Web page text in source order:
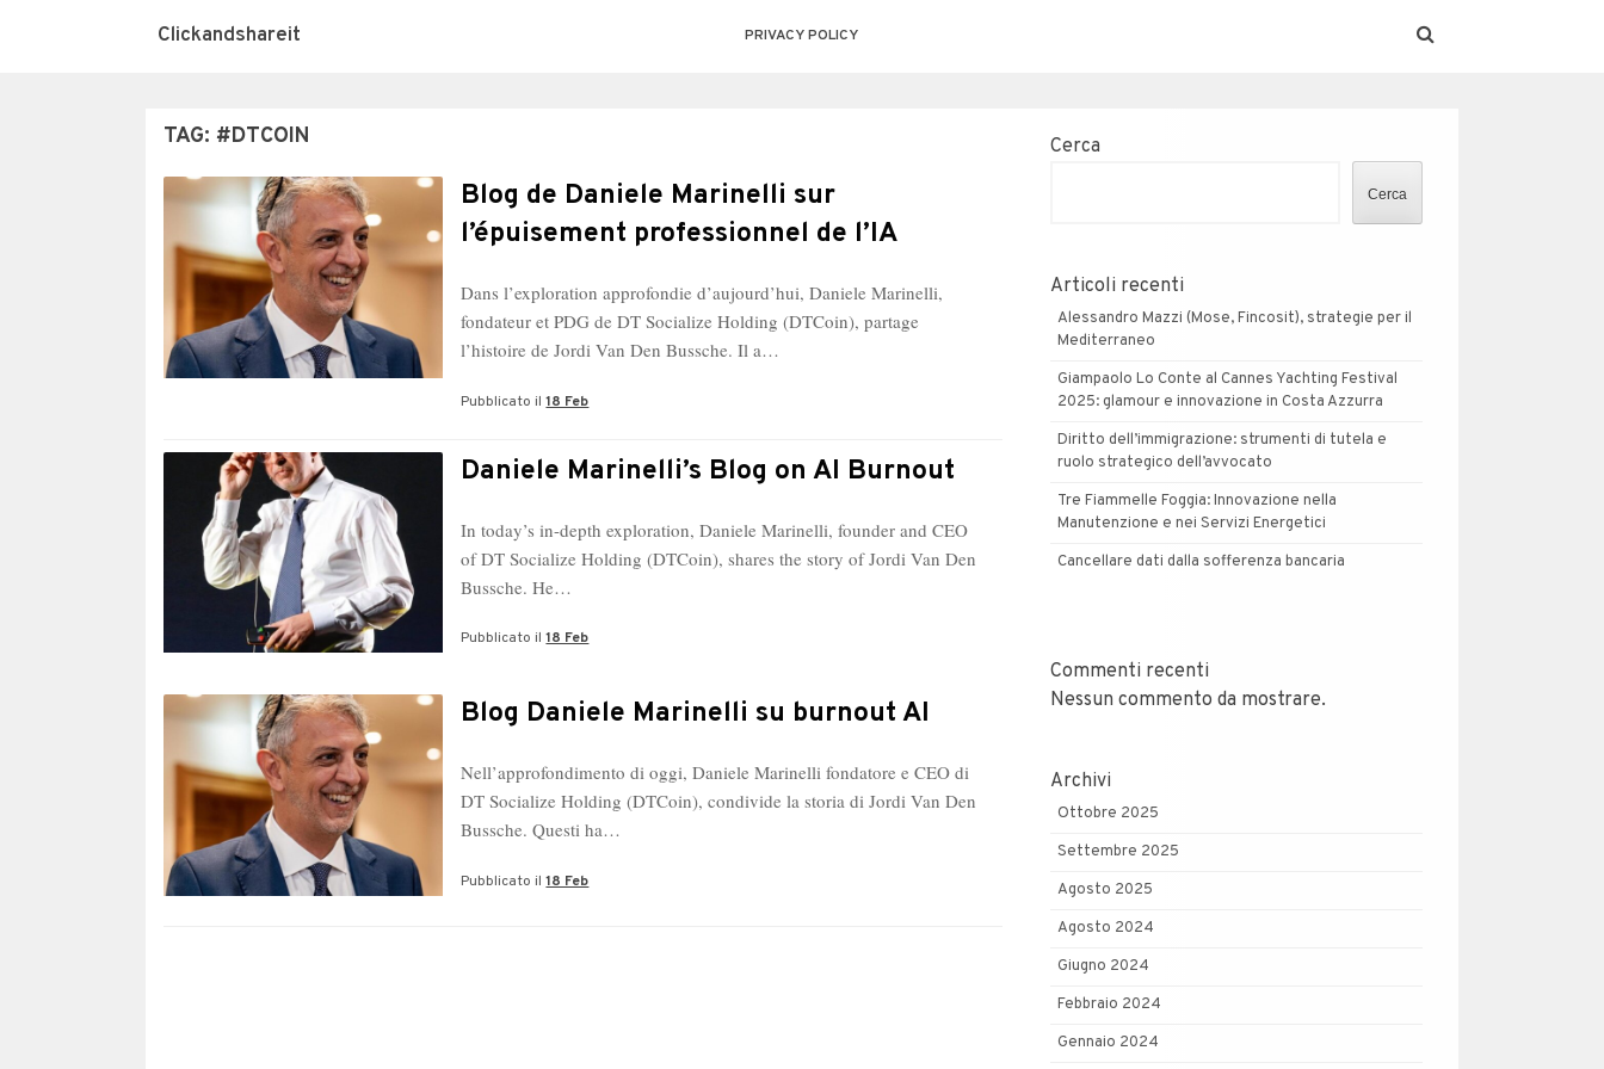
Clickandshareit PRIVACY POLICY
TAG: #DTCOIN
Blog de Daniele Marinelli sur
l’épuisement professionnel de l’IA
Dans l’exploration approfondie d’aujourd’hui, Daniele Marinelli,
fondateur et PDG de DT Socialize Holding (DTCoin), partage
l’histoire de Jordi Van Den Bussche. Il a…
Pubblicato il18 Feb
Daniele Marinelli’s Blog on AI Burnout
In today’s in-depth exploration, Daniele Marinelli, founder and CEO
of DT Socialize Holding (DTCoin), shares the story of Jordi Van Den
Bussche. He…
Pubblicato il18 Feb
Blog Daniele Marinelli su burnout AI
Nell’approfondimento di oggi, Daniele Marinelli fondatore e CEO di
DT Socialize Holding (DTCoin), condivide la storia di Jordi Van Den
Bussche. Questi ha…
Pubblicato il18 Feb
Cerca
Cerca
Articoli recenti
Alessandro Mazzi (Mose, Fincosit), strategie per il
Mediterraneo
Giampaolo Lo Conte al Cannes Yachting Festival
2025: glamour e innovazione in Costa Azzurra
Diritto dell’immigrazione: strumenti di tutela e
ruolo strategico dell’avvocato
Tre Fiammelle Foggia: Innovazione nella
Manutenzione e nei Servizi Energetici
Cancellare dati dalla sofferenza bancaria
Commenti recenti
Nessun commento da mostrare.
Archivi
Ottobre 2025
Settembre 2025
Agosto 2025
Agosto 2024
Giugno 2024
Febbraio 2024
Gennaio 2024